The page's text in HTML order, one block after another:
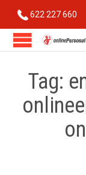
622 227 660
Tag: